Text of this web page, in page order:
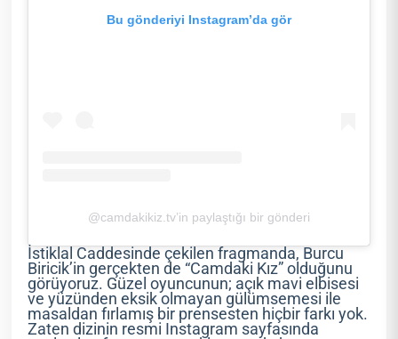
Bu gönderiyi Instagram’da gör
@camdakikiz.tv’in paylaştığı bir gönderi
İstiklal Caddesinde çekilen fragmanda, Burcu
Biricik’in gerçekten de “Camdaki Kız” olduğunu
görüyoruz. Güzel oyuncunun; açık mavi elbisesi
ve yüzünden eksik olmayan gülümsemesi ile
masaldan fırlamış bir prensesten hiçbir farkı yok.
Zaten dizinin resmi Instagram sayfasında